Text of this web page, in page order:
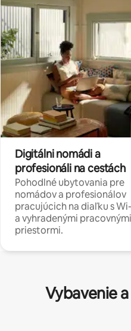
Digitálni nomádi a
profesionáli na cestách
Pohodlné ubytovania pre
nomádov a profesionálov
pracujúcich na diaľku s
a vyhradenými pracovnými
priestormi.
Vybavenie